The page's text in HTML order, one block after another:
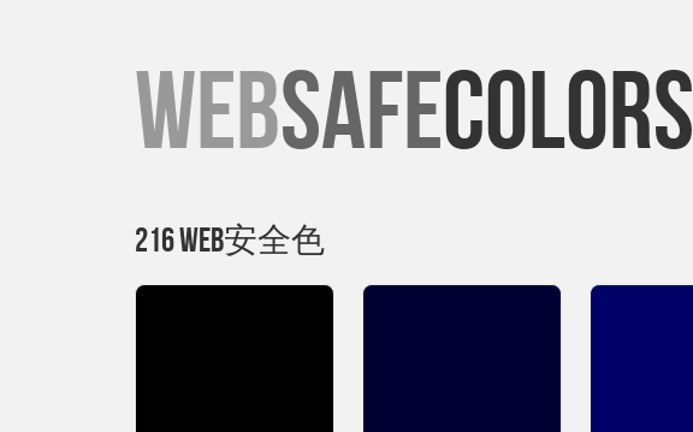
WEBSAFECOLORS
216 Web安全色